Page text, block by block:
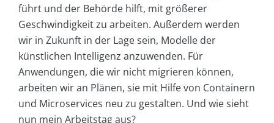
führt und der Behörde hilft, mit größerer
Geschwindigkeit zu arbeiten. Außerdem werden
wir in Zukunft in der Lage sein, Modelle der
künstlichen Intelligenz anzuwenden. Für
Anwendungen, die wir nicht migrieren können,
arbeiten wir an Plänen, sie mit Hilfe von Containern
und Microservices neu zu gestalten. Und wie sieht
nun mein Arbeitstag aus?